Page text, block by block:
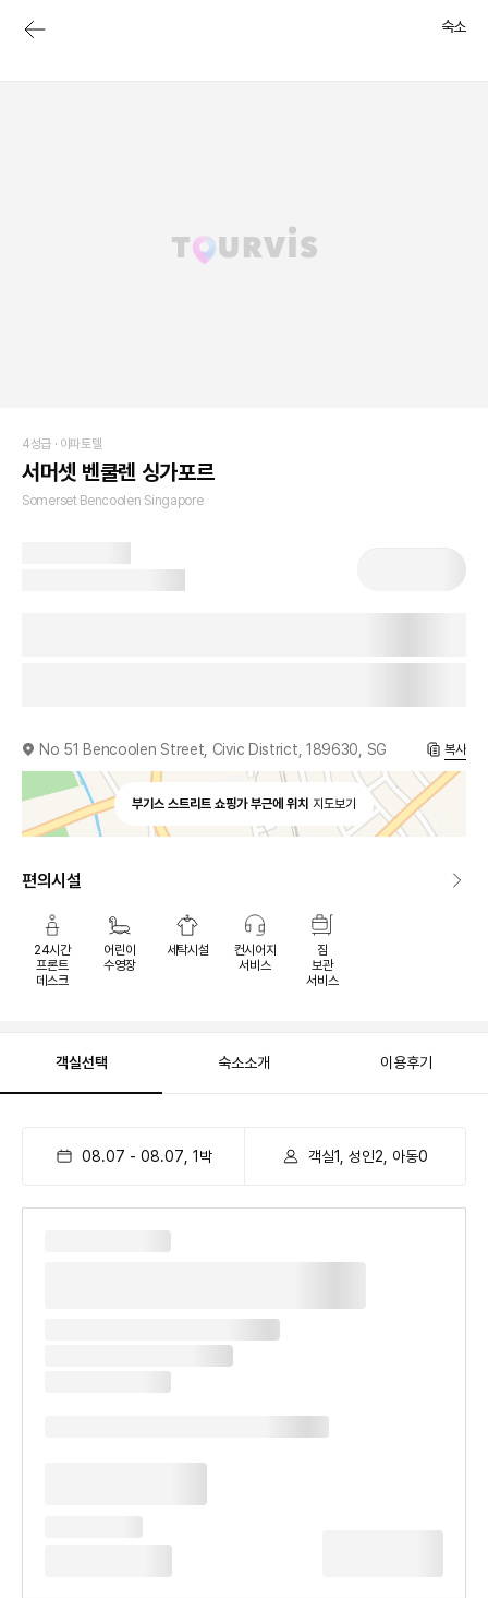
숙소
4성급 · 아파토텔
서머셋 벤쿨렌 싱가포르
Somerset Bencoolen Singapore
No 51 Bencoolen Street, Civic District, 189630, SG 복사
부기스 스트리트 쇼핑가 부근에 위치 지도보기
편의시설
24시간
프론트
데스크
어린이
수영장
세탁시설
컨시어지
서비스
짐
보관
서비스
객실선택 숙소소개 이용후기
08.07 - 08.07 1 박 객실1, 성인2, 아동0